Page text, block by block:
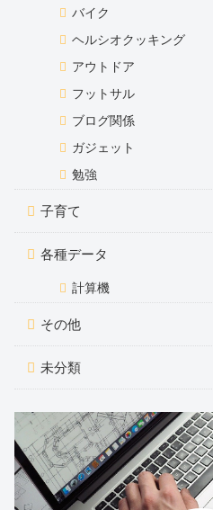
バイク
ヘルシオクッキング
アウトドア
フットサル
ブログ関係
ガジェット
勉強
子育て
各種データ
計算機
その他
未分類